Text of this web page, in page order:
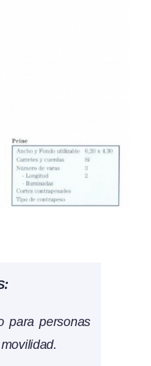
para personas